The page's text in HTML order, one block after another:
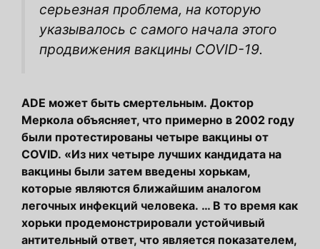
серьезная проблема, на которую
указывалось с самого начала этого
продвижения вакцины COVID-19.
ADE может быть смертельным. Доктор
Меркола объясняет, что примерно в 2002 году
были протестированы четыре вакцины от
COVID. «Из них четыре лучших кандидата на
вакцины были затем введены хорькам,
которые являются ближайшим аналогом
легочных инфекций человека. … В то время как
хорьки продемонстрировали устойчивый
антительный ответ, что является показателем,